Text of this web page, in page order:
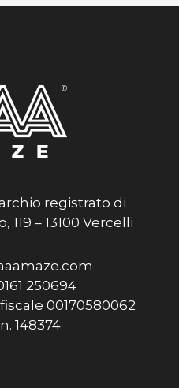
registrato di
119 – 13100 Vercelli
250694
00170580062
148374